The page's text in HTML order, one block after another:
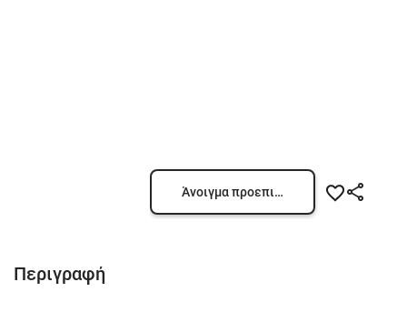
Άνοιγμα προεπισκόπησης
Περιγραφή